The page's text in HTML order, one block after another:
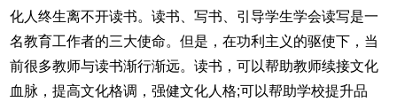
化人终生离不开读书。读书、写书、引导学生学会读写是一
名教育工作者的三大使命。但是，在功利主义的驱使下，当
前很多教师与读书渐行渐远。读书，可以帮助教师续接文化
血脉，提高文化格调，强健文化人格;可以帮助学校提升品